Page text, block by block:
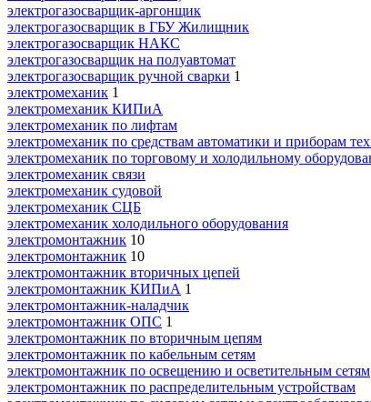
электрогазосварщик-аргонщик
электрогазосварщик в ГБУ Жилищник
электрогазосварщик НАКС
электрогазосварщик на полуавтомат
электрогазосварщик ручной сварки 1
электромеханик 1
электромеханик КИПиА
электромеханик по лифтам
электромеханик по средствам автоматики и приборам
электромеханик по торговому и холодильному
электромеханик связи
электромеханик судовой
электромеханик СЦБ
электромеханик холодильного оборудования
электромонтажник 10
электромонтажник 10
электромонтажник вторичных цепей
электромонтажник КИПиА 1
электромонтажник-наладчик
электромонтажник ОПС 1
электромонтажник по вторичным цепям
электромонтажник по кабельным сетям
электромонтажник по освещению и осветительным сетям
электромонтажник по распределительным устройствам